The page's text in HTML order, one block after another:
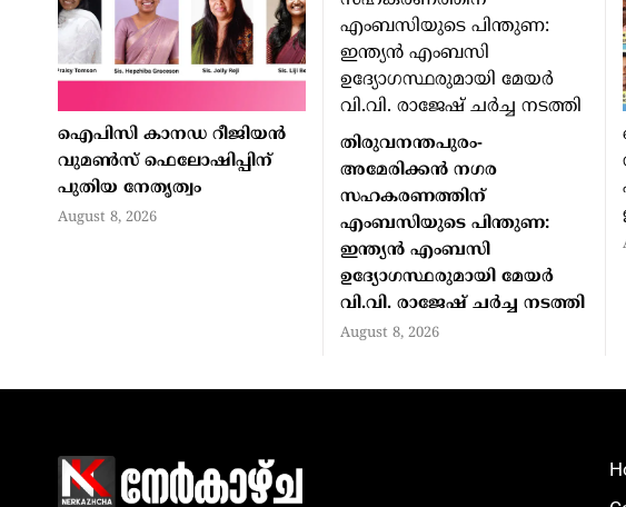
ഐപിസി കാനഡ റീജിയന്‍
വുമണ്‍സ് ഫെലോഷിപ്പിന്
പുതിയ നേതൃത്വം
August 8, 2026
തിരുവനന്തപുരം-
അമേരിക്കന്‍ നഗര
സഹകരണത്തിന്
എംബസിയുടെ പിന്തുണ:
ഇന്ത്യന്‍ എംബസി
ഉദ്യോഗസ്ഥരുമായി മേയര്‍
വി.വി. രാജേഷ് ചര്‍ച്ച നടത്തി
August 8, 2026